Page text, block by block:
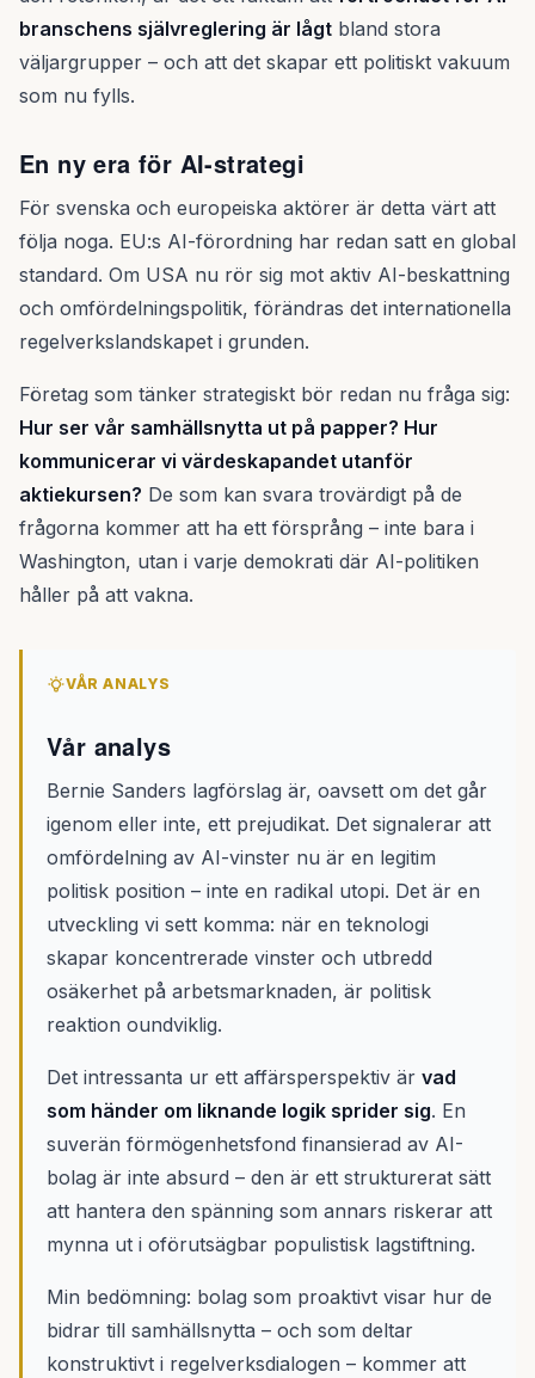
branschens självreglering är lågt bland stora
väljargrupper – och att det skapar ett politiskt vakuum
som nu fylls.
En ny era för AI-strategi
För svenska och europeiska aktörer är detta värt att
följa noga. EU:s AI-förordning har redan satt en global
standard. Om USA nu rör sig mot aktiv AI-beskattning
och omfördelningspolitik, förändras det internationella
regelverkslandskapet i grunden.
Företag som tänker strategiskt bör redan nu fråga sig:
Hur ser vår samhällsnytta ut på papper? Hur
kommunicerar vi värdeskapandet utanför
aktiekursen? De som kan svara trovärdigt på de
frågorna kommer att ha ett försprång – inte bara i
Washington, utan i varje demokrati där AI-politiken
håller på att vakna.
VÅR ANALYS
Vår analys
Bernie Sanders lagförslag är, oavsett om det går
igenom eller inte, ett prejudikat. Det signalerar att
omfördelning av AI-vinster nu är en legitim
politisk position – inte en radikal utopi. Det är en
utveckling vi sett komma: när en teknologi
skapar koncentrerade vinster och utbredd
osäkerhet på arbetsmarknaden, är politisk
reaktion oundviklig.
Det intressanta ur ett affärsperspektiv är vad
som händer om liknande logik sprider sig. En
suverän förmögenhetsfond finansierad av AI-
bolag är inte absurd – den är ett strukturerat sätt
att hantera den spänning som annars riskerar att
mynna ut i oförutsägbar populistisk lagstiftning.
Min bedömning: bolag som proaktivt visar hur de
bidrar till samhällsnytta – och som deltar
konstruktivt i regelverksdialogen – kommer att